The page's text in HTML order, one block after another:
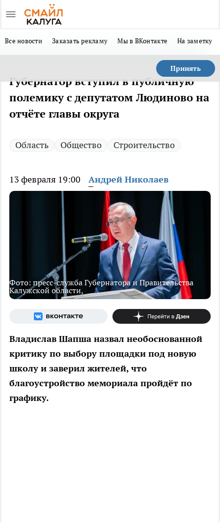
Все новости Заказать рекламу Мы в ВКонтакте На заметку
Принять
Губернатор вступил в публичную
полемику с депутатом Людиново на
отчёте главы округа
Область Общество Строительство
13 февраля 19:00 Андрей Николаев
Фото: пресс-служба Губернатора и Правительства
Калужской области,
Владислав Шапша назвал необоснованной
критику по выбору площадки под новую
школу и заверил жителей, что
благоустройство мемориала пройдёт по
графику.